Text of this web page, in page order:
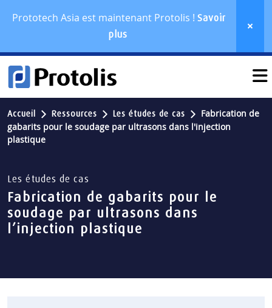
Accueil Ressources Les études de cas
Fabrication de
gabarits pour le soudage par ultrasons dans l'injection
plastique
Les études de cas
Fabrication de gabarits pour le
soudage par ultrasons dans
l’injection plastique
Prototech Asia est maintenant Protolis ! Savoir
plus